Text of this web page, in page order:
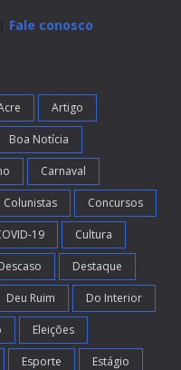
Fale conosco
Artigo
Boa Notícia
Carnaval
Colunistas Concursos
19 Cultura
Destaque
Deu Ruim Do Interior
Eleições
Esporte Estágio